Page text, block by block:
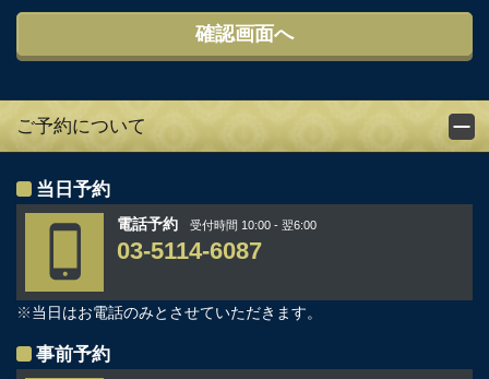
ご予約について
当日予約
電話予約 受付時間 10:00 - 翌6:00
03-5114-6087
※当日はお電話のみとさせていただきます。
事前予約